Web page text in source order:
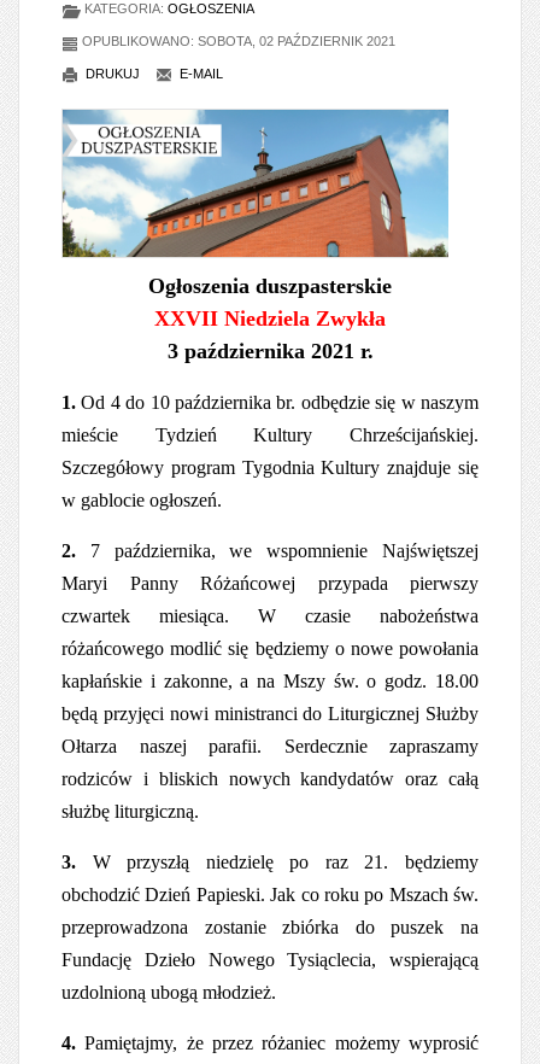
KATEGORIA: OGŁOSZENIA
OPUBLIKOWANO: SOBOTA, 02 PAŹDZIERNIK 2021
DRUKUJ E-MAIL
Ogłoszenia duszpasterskie
XXVII Niedziela Zwykła
3 października 2021 r.
1. Od 4 do 10 października br. odbędzie się w naszym
mieście Tydzień Kultury Chrześcijańskiej.
Szczegółowy program Tygodnia Kultury znajduje się
w gablocie ogłoszeń.
2. 7 października, wewspomnienie Najświętszej
Maryi Panny Różańcowej przypada pierwszy
czwartek miesiąca. W czasie nabożeństwa
różańcowego modlić się będziemy o nowe powołania
kapłańskie i zakonne, a na Mszy św. o godz. 18.00
będą przyjęci nowi ministranci do Liturgicznej Służby
Ołtarza naszej parafii. Serdecznie zapraszamy
rodziców i bliskich nowych kandydatów oraz całą
służbę liturgiczną.
3. W przyszłą niedzielę po raz 21. będziemy
obchodzić Dzień Papieski. Jak co roku po Mszach św.
przeprowadzona zostanie zbiórka do puszek na
Fundację Dzieło Nowego Tysiąclecia, wspierającą
uzdolnioną ubogą młodzież.
4. Pamiętajmy, że przez różaniec możemy wyprosić